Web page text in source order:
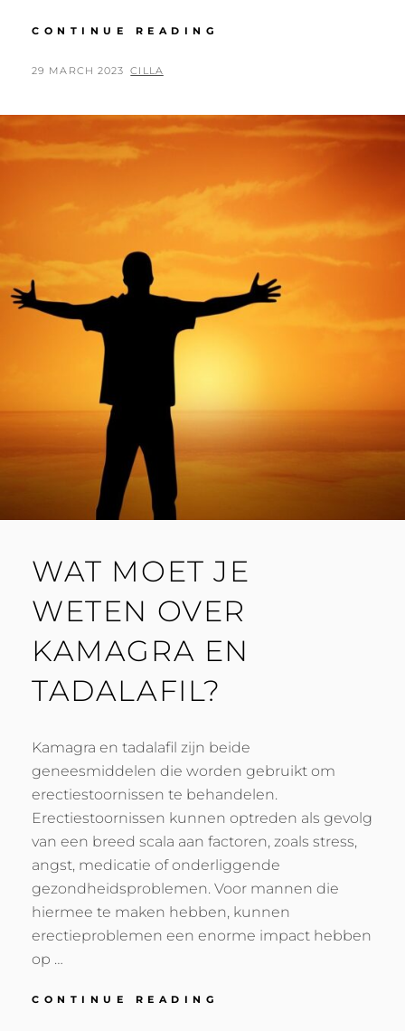
CONTINUE READING
POSTED
29 MARCH 2023 BY
CILLA
WAT MOET JE
WETEN OVER
KAMAGRA EN
TADALAFIL?
Kamagra en tadalafil zijn beide
geneesmiddelen die worden gebruikt om
erectiestoornissen te behandelen.
Erectiestoornissen kunnen optreden als gevolg
van een breed scala aan factoren, zoals stress,
angst, medicatie of onderliggende
gezondheidsproblemen. Voor mannen die
hiermee te maken hebben, kunnen
erectieproblemen een enorme impact hebben
op …
CONTINUE READING